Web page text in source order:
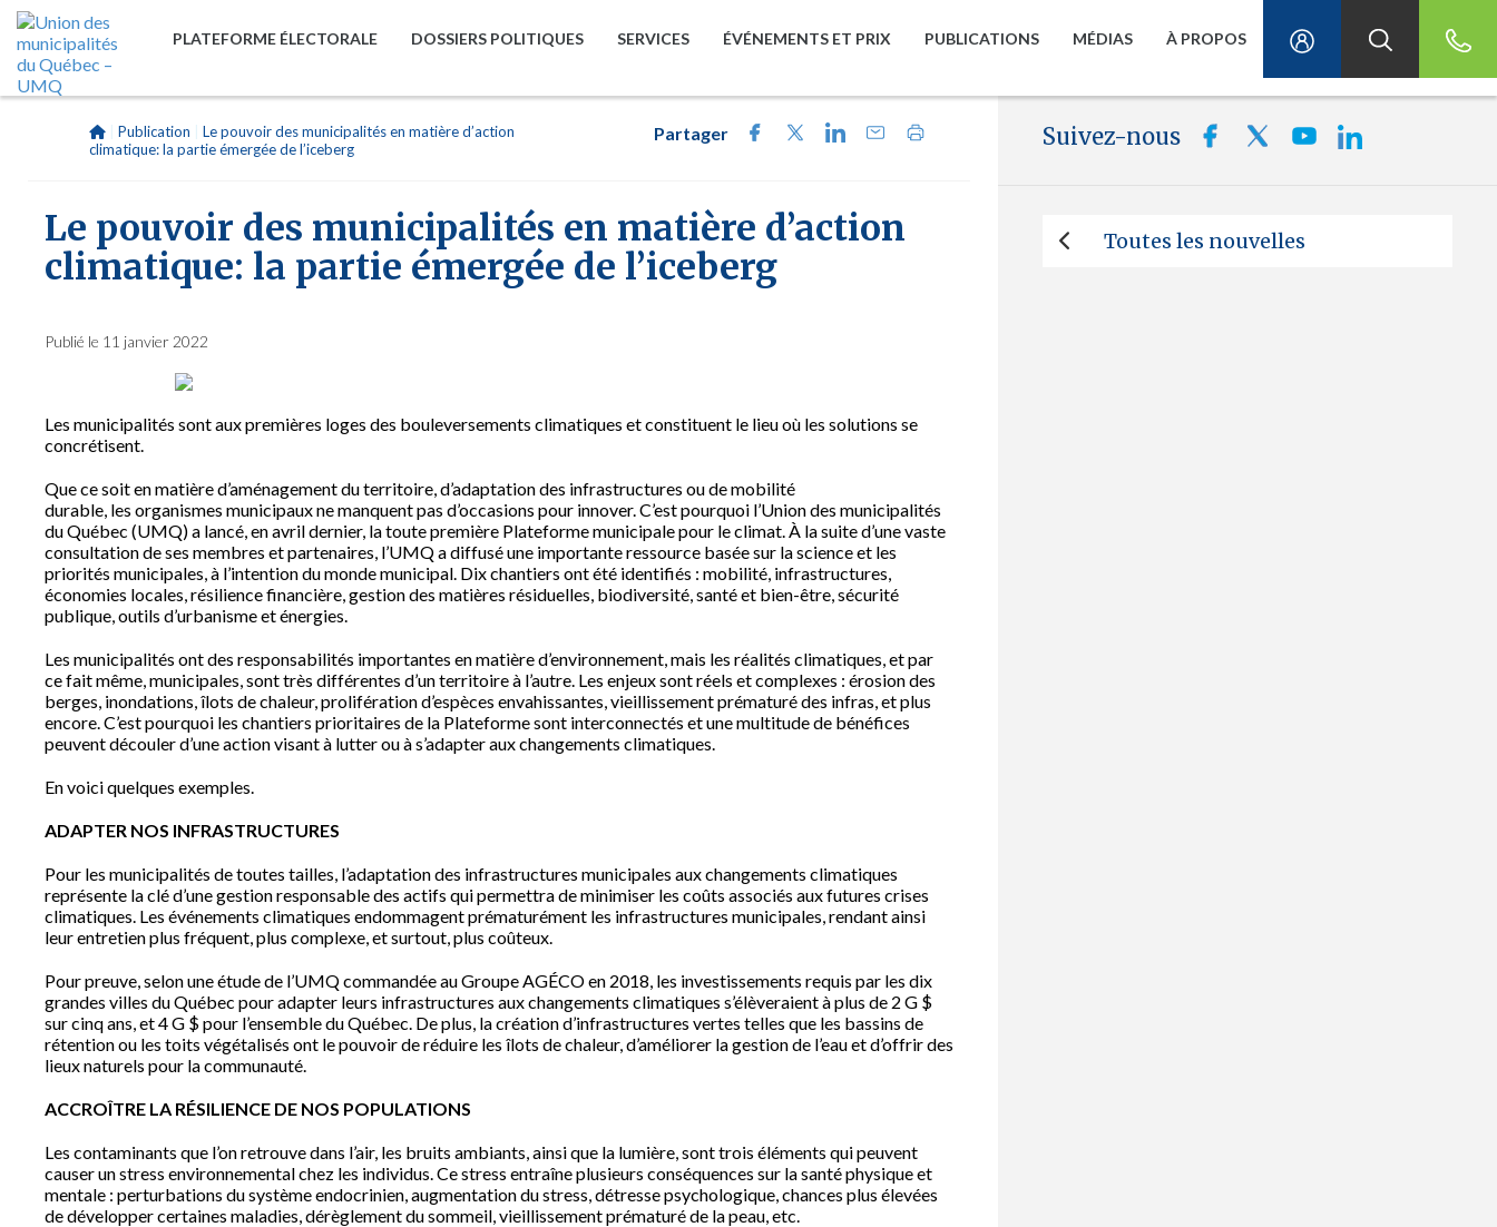
PLATEFORME ÉLECTORALE DOSSIERS POLITIQUES SERVICES ÉVÉNEMENTS ET PRIX PUBLICATIONS MÉDIAS À PROPOS
Publication
Le pouvoir des municipalités en matière d’action
climatique: la partie émergée de l’iceberg
Partager
Le pouvoir des municipalités en matière d’action
climatique: la partie émergée de l’iceberg
Publié le 11 janvier 2022
Les municipalités sont aux premières loges des bouleversements climatiques et constituent le lieu où les solutions se
concrétisent.
Que ce soit en matière d’aménagement du territoire, d’adaptation des infrastructures ou de mobilité
durable, les organismes municipaux ne manquent pas d’occasions pour innover. C’est pourquoi l’Union des municipalités
du Québec (UMQ) a lancé, en avril dernier, la toute première Plateforme municipale pour le climat. À la suite d’une vaste
consultation de ses membres et partenaires, l’UMQ a diffusé une importante ressource basée sur la science et les
priorités municipales, à l’intention du monde municipal. Dix chantiers ont été identifiés : mobilité, infrastructures,
économies locales, résilience financière, gestion des matières résiduelles, biodiversité, santé et bien-être, sécurité
publique, outils d’urbanisme et énergies.
Les municipalités ont des responsabilités importantes en matière d’environnement, mais les réalités climatiques, et par
ce fait même, municipales, sont très différentes d’un territoire à l’autre. Les enjeux sont réels et complexes : érosion des
berges, inondations, îlots de chaleur, prolifération d’espèces envahissantes, vieillissement prématuré des infras, et plus
encore. C’est pourquoi les chantiers prioritaires de la Plateforme sont interconnectés et une multitude de bénéfices
peuvent découler d’une action visant à lutter ou à s’adapter aux changements climatiques.
En voici quelques exemples.
ADAPTER NOS INFRASTRUCTURES
Pour les municipalités de toutes tailles, l’adaptation des infrastructures municipales aux changements climatiques
représente la clé d’une gestion responsable des actifs qui permettra de minimiser les coûts associés aux futures crises
climatiques. Les événements climatiques endommagent prématurément les infrastructures municipales, rendant ainsi
leur entretien plus fréquent, plus complexe, et surtout, plus coûteux.
Pour preuve, selon une étude de l’UMQ commandée au Groupe AGÉCO en 2018, les investissements requis par les dix
grandes villes du Québec pour adapter leurs infrastructures aux changements climatiques s’élèveraient à plus de 2 G $
sur cinq ans, et 4 G $ pour l’ensemble du Québec. De plus, la création d’infrastructures vertes telles que les bassins de
rétention ou les toits végétalisés ont le pouvoir de réduire les îlots de chaleur, d’améliorer la gestion de l’eau et d’offrir des
lieux naturels pour la communauté.
ACCROÎTRE LA RÉSILIENCE DE NOS POPULATIONS
Les contaminants que l’on retrouve dans l’air, les bruits ambiants, ainsi que la lumière, sont trois éléments qui peuvent
causer un stress environnemental chez les individus. Ce stress entraîne plusieurs conséquences sur la santé physique et
mentale : perturbations du système endocrinien, augmentation du stress, détresse psychologique, chances plus élevées
de développer certaines maladies, dérèglement du sommeil, vieillissement prématuré de la peau, etc.
Suivez-nous
Toutes les nouvelles